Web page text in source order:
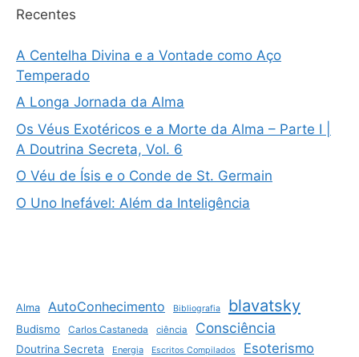
Recentes
A Centelha Divina e a Vontade como Aço
Temperado
A Longa Jornada da Alma
Os Véus Exotéricos e a Morte da Alma – Parte I |
A Doutrina Secreta, Vol. 6
O Véu de Ísis e o Conde de St. Germain
O Uno Inefável: Além da Inteligência
Alma AutoConhecimento Bibliografia blavatsky
Budismo Carlos Castaneda ciência Consciência
Doutrina Secreta Energia Escritos Compilados Esoterismo